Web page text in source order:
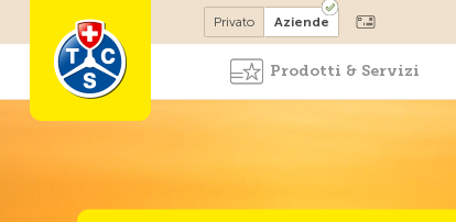
Diventare socio
Privato Aziende
Prodotti & Servizi